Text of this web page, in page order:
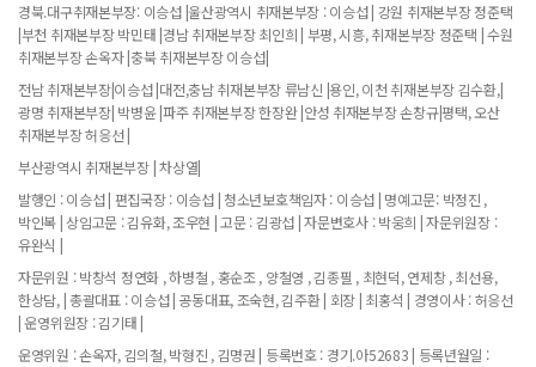
경북.대구취재본부장: 이승섭 |울산광역시 취재본부장 : 이승섭 | 강원 취재본부장 정준택
|부천 취재본부장 박민태 |경남 취재본부장 최인희 | 부평, 시흥, 취재본부장 정준택 | 수원
취재본부장 손옥자 |충북 취재본부장 이승섭|
전남 취재본부장|이승섭 |대전,충남 취재본부장 류남신 |용인, 이천 취재본부장 김수환,|
광명 취재본부장| 박병윤 |파주 취재본부장 한장완 |안성 취재본부장 손창규|평택, 오산
취재본부장 허응선 |
부산광역시 취재본부장 | 차상열|
발행인 : 이승섭 | 편집국장 : 이승섭 | 청소년보호책임자 : 이승섭 | 명예고문: 박정진 ,
박인복 | 상임고문 : 김유화, 조우현 | 고문 : 김광섭 | 자문변호사 : 박웅희 | 자문위원장 :
유완식 |
자문위원 : 박창석 정연화 , 하병철 , 홍순조 , 양철영 , 김종필 , 최현덕, 연제창 , 최선용,
한상담, | 총괄대표 : 이승섭 | 공동대표, 조숙현, 김주환 | 회장 | 최홍석 | 경영이사 : 허응선
| 운영위원장 : 김기태 |
운영위원 : 손옥자, 김의철, 박형진 , 김명권 | 등록번호 : 경기.아52683 | 등록년월일 :